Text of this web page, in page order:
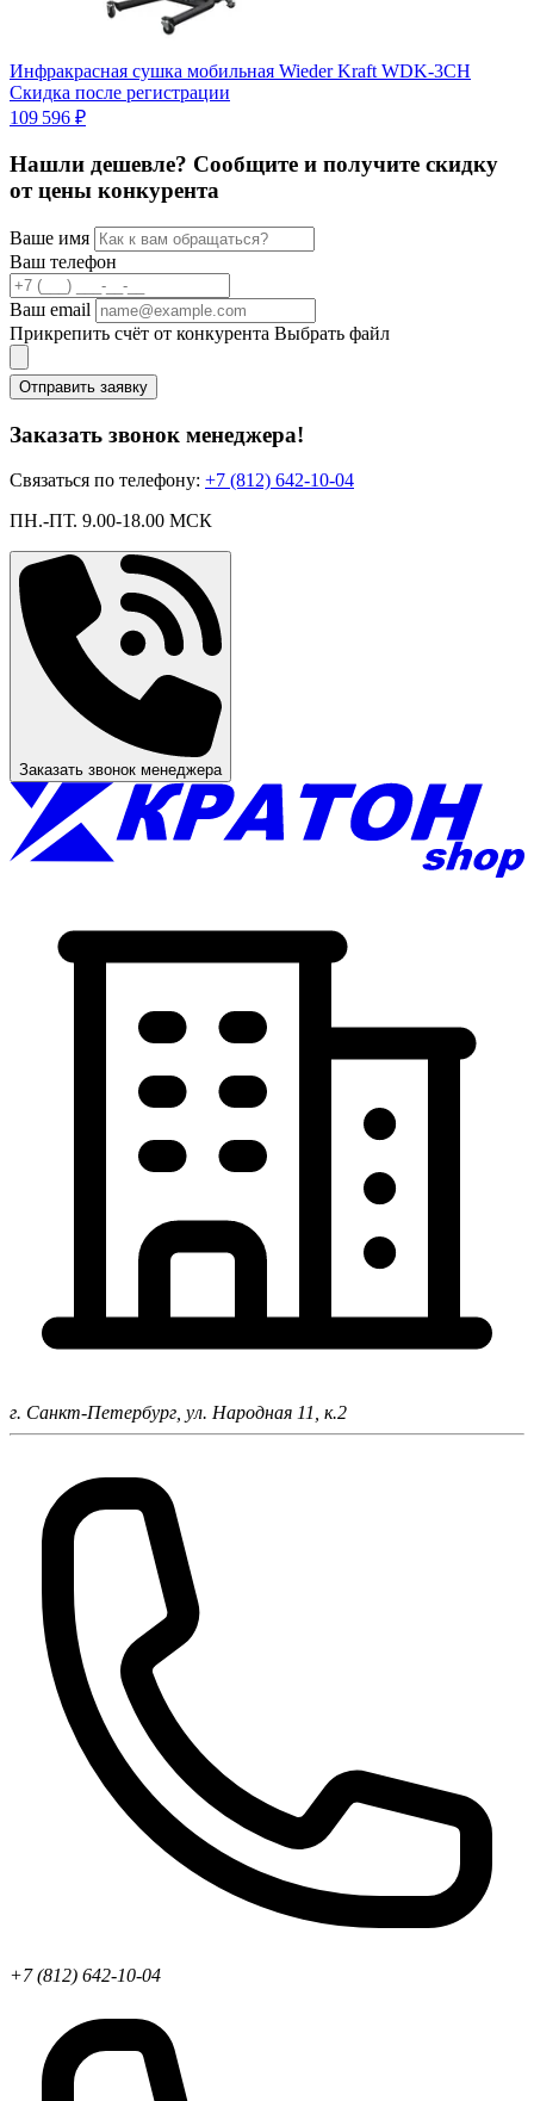
Инфракрасная сушка мобильная Wieder Kraft WDK-3СН
Скидка после регистрации
109 596 ₽
Нашли дешевле? Сообщите и получите скидку
от цены конкурента
Ваше имя
Ваш телефон
Ваш email
Прикрепить счёт от конкурента Выбрать файл
Отправить заявку
Заказать звонок менеджера!
Связаться по телефону: +7 (812) 642-10-04
ПН.-ПТ. 9.00-18.00 МСК
Заказать звонок менеджера
г. Санкт-Петербург, ул. Народная 11, к.2
+7 (812) 642-10-04